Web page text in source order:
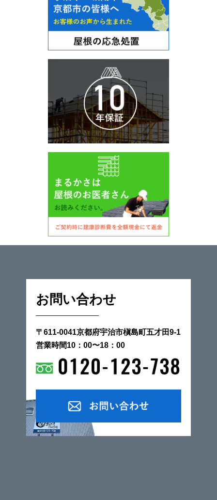
お問い合わせ
〒611-0041京都府宇治市槇島町五才田9-1
営業時間10：00〜18：00